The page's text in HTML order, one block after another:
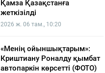
Қамза Қазақстанға
жеткізілді
2026 ж. 06 там., 10:20
«Менің ойыншықтарым»:
Криштиану Роналду қымбат
автопаркін көрсетті (ФОТО)